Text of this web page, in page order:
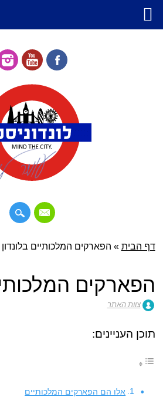
תפריט ראשי
דילוג
דף הבית » הפארקים המלכותיים בלונדון
הפארקים
צוות האתר
תוכן העניינים:
אלו הם הפארקים המלכותיים